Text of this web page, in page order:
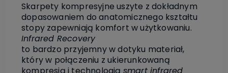
Skarpety kompresyjne uszyte z dokładnym
dopasowaniem do anatomicznego kształtu
stopy zapewniają komfort w użytkowaniu.
Infrared Recovery
to bardzo przyjemny w dotyku materiał,
który w połączeniu z ukierunkowaną